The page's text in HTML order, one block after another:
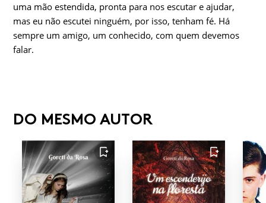
uma mão estendida, pronta para nos escutar e ajudar,
mas eu não escutei ninguém, por isso, tenham fé. Há
sempre um amigo, um conhecido, com quem devemos
falar.
DO MESMO AUTOR
FAVORITO FAVORITO